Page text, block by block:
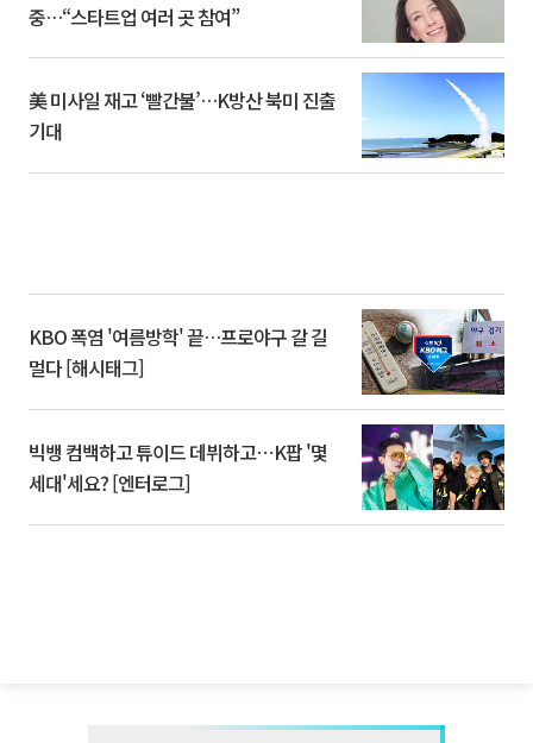
중…“스타트업 여러 곳 참여”
美 미사일 재고 ‘빨간불’…K방산 북미 진출
기대
KBO 폭염 '여름방학' 끝…프로야구 갈 길
멀다 [해시태그]
빅뱅 컴백하고 튜이드 데뷔하고⋯K팝 '몇
세대'세요? [엔터로그]